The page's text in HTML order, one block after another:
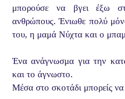
μπορούσε να βγει έξω
ανθρώπους. Ένιωθε πολύ
του, η μαμά Νύχτα και ο
Ένα ανάγνωσμα για την
και το άγνωστο.
Μέσα στο σκοτάδι μπορείς να